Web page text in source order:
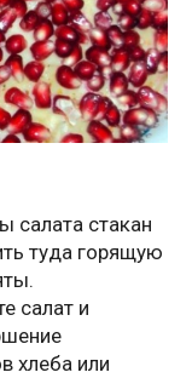
салата стакан
туда горящую
салат и
хлеба или